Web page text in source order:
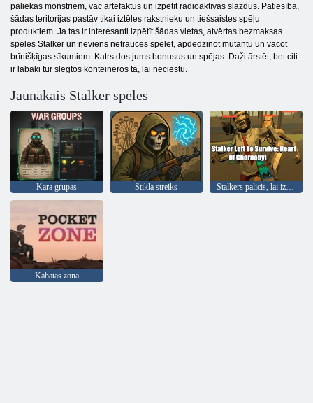
paliekas monstriem, vāc artefaktus un izpētīt radioaktīvas slazdus. Patiesībā,
šādas teritorijas pastāv tikai iztēles rakstnieku un tiešsaistes spēļu
produktiem. Ja tas ir interesanti izpētīt šādas vietas, atvērtas bezmaksas
spēles Stalker un neviens netraucēs spēlēt, apdedzinot mutantu un vācot
brīnišķīgas sīkumiem. Katrs dos jums bonusus un spējas. Daži ārstēt, bet citi
ir labāki tur slēgtos konteineros tā, lai neciestu.
Jaunākais Stalker spēles
Kara grupas Stikla streiks
Kabatas zona